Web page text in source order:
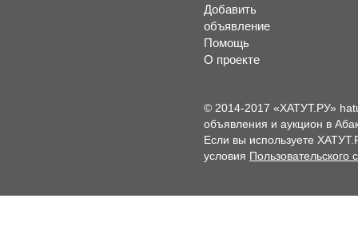
Добавить
объявление
Помощь
О проекте
© 2014-2017 «ХАТУТ.РУ»
объявления и аукцион в
Если вы используете
условия Пользовательского